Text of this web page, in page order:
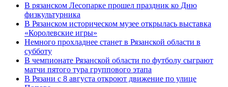
В рязанском Лесопарке прошел праздник ко Дню
физкультурника
В Рязанском историческом музее открылась выставка
«Королевские игры»
Немного прохладнее станет в Рязанской области в
субботу
В чемпионате Рязанской области по футболу сыграют
матчи пятого тура группового этапа
В Рязани с 8 августа откроют движение по улице